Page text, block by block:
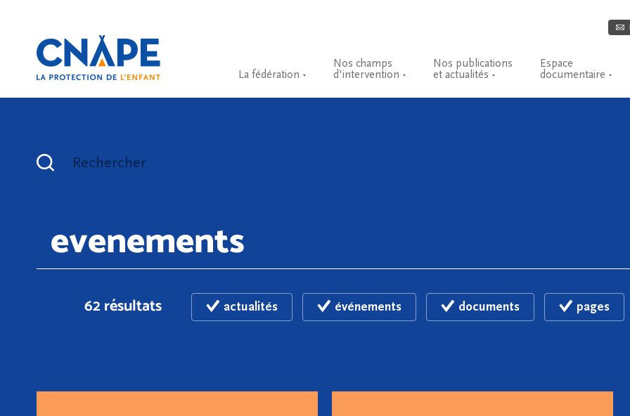
La fédération
Nos champs
d'intervention
Nos publications
et actualités
Espace
documentaire
Rechercher
62 résultats actualités événements documents pages